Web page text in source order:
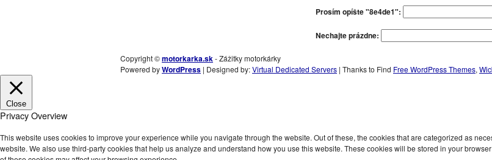
Prosím opíšte "8e4de1":
Nechajte prázdne:
Copyright ©motorkarka.sk- Zážitky motorkárky
Powered byWordPress | Designed by:Virtual Dedicated Servers | Thanks to Find Free WordPress Themes,
Close
Privacy Overview
This website uses cookies to improve your experience while you navigate through the website. Out of these, the cookies that are categorized as
website. We also use third-party cookies that help us analyze and understand how you use this website. These cookies will be stored in your